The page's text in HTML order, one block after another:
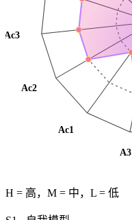
A3
Ac1
Ac2
Ac3
H = 高，M = 中，L = 低